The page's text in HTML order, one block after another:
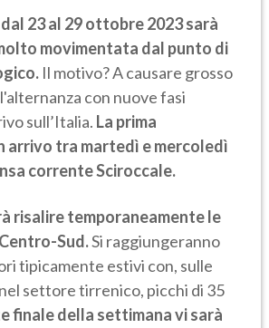
23 al 29 ottobre 2023 sarà
movimentata dal punto di
Il motivo? A causare grosso
con nuove fasi
sull’Italia. La prima
arrivo tra martedì e mercoledì
corrente Sciroccale.
risalire temporaneamente le
Sud.Si raggiungeranno
tipicamente estivi con, sulle
settore tirrenico, picchi di 35
finale della settimana vi sarà